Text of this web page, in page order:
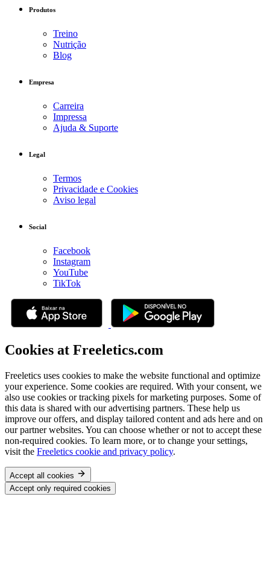
Produtos
Treino
Nutrição
Blog
Empresa
Carreira
Impressa
Ajuda & Suporte
Legal
Termos
Privacidade e Cookies
Aviso legal
Social
Facebook
Instagram
YouTube
TikTok
Cookies at Freeletics.com
Freeletics uses cookies to make the website functional and optimize
your experience. Some cookies are required. With your consent, we
also use cookies or tracking pixels for marketing purposes. Some of
this data is shared with our advertising partners. These help us
improve our offers, and display tailored content and ads here and on
our partner websites. You can choose whether or not to accept these
non-required cookies. To learn more, or to change your settings,
visit the Freeletics cookie and privacy policy.
Accept all cookies
Accept only required cookies